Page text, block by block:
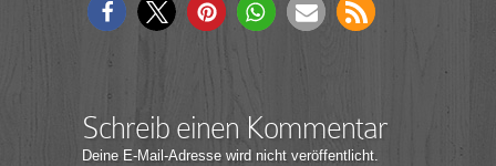
Schreib einen Kommentar
Deine E-Mail-Adresse wird nicht veröffentlicht.